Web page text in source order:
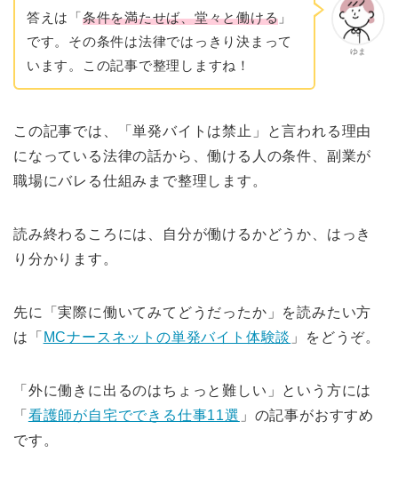
ゆま
答えは「条件を満たせば、堂々と働ける 」
です。その条件は法律ではっきり決まって
います。この記事で整理しますね！
この記事では、「単発バイトは禁止」と言われる理由
になっている法律の話から、働ける人の条件、副業が
職場にバレる仕組みまで整理します。
読み終わるころには、自分が働けるかどうか、はっき
り分かります。
先に「実際に働いてみてどうだったか」を読みたい方
は「 MCナースネットの単発バイト体験談 」をどうぞ。
「外に働きに出るのはちょっと難しい」という方には
「 看護師が自宅でできる仕事11選 」の記事がおすすめ
です。